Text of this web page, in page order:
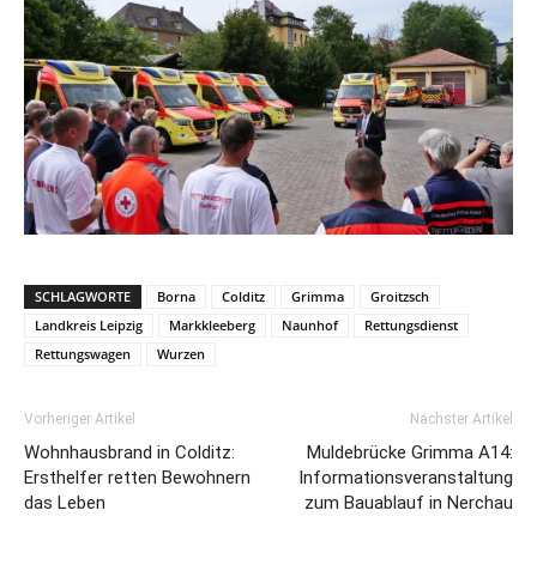
SCHLAGWORTE Borna Colditz Grimma
Groitzsch
Landkreis Leipzig
Markkleeberg Naunhof
Rettungsdienst
Rettungswagen
Wurzen
Vorheriger Artikel
Wohnhausbrand in Colditz:
Ersthelfer retten Bewohnern
das Leben
Nächster Artikel
Muldebrücke Grimma A14:
Informationsveranstaltung
zum Bauablauf in Nerchau